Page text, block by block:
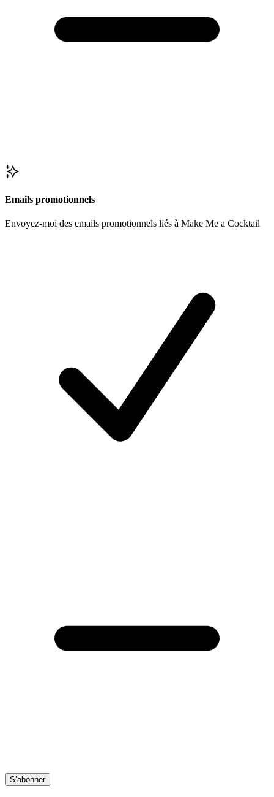
Emails promotionnels
Envoyez-moi des emails promotionnels liés à Make Me a Cocktail
S’abonner